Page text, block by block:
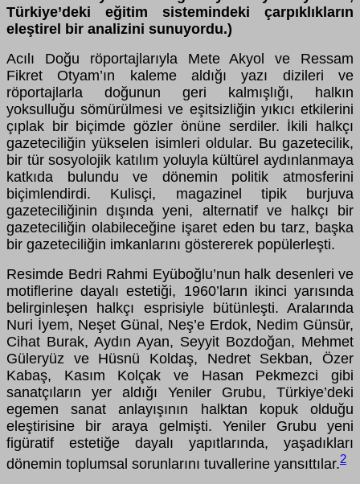
Türkiye’deki eğitim sistemindeki çarpıklıkların
eleştirel bir analizini sunuyordu.)
Acılı Doğu röportajlarıyla Mete Akyol ve Ressam
Fikret Otyam’ın kaleme aldığı yazı dizileri ve
röportajlarla doğunun geri kalmışlığı, halkın
yoksulluğu sömürülmesi ve eşitsizliğin yıkıcı etkilerini
çıplak bir biçimde gözler önüne serdiler. İkili halkçı
gazeteciliğin yükselen isimleri oldular. Bu gazetecilik,
bir tür sosyolojik katılım yoluyla kültürel aydınlanmaya
katkıda bulundu ve dönemin politik atmosferini
biçimlendirdi. Kulisçi, magazinel tipik burjuva
gazeteciliğinin dışında yeni, alternatif ve halkçı bir
gazeteciliğin olabileceğine işaret eden bu tarz, başka
bir gazeteciliğin imkanlarını göstererek popülerleşti.
Resimde Bedri Rahmi Eyüboğlu’nun halk desenleri ve
motiflerine dayalı estetiği, 1960’ların ikinci yarısında
belirginleşen halkçı esprisiyle bütünleşti. Aralarında
Nuri İyem, Neşet Günal, Neş’e Erdok, Nedim Günsür,
Cihat Burak, Aydın Ayan, Seyyit Bozdoğan, Mehmet
Güleryüz ve Hüsnü Koldaş, Nedret Sekban, Özer
Kabaş, Kasım Kolçak ve Hasan Pekmezci gibi
sanatçıların yer aldığı Yeniler Grubu, Türkiye’deki
egemen sanat anlayışının halktan kopuk olduğu
eleştirisine bir araya gelmişti. Yeniler Grubu yeni
figüratif estetiğe dayalı yapıtlarında, yaşadıkları
dönemin toplumsal sorunlarını tuvallerine yansıttılar.2